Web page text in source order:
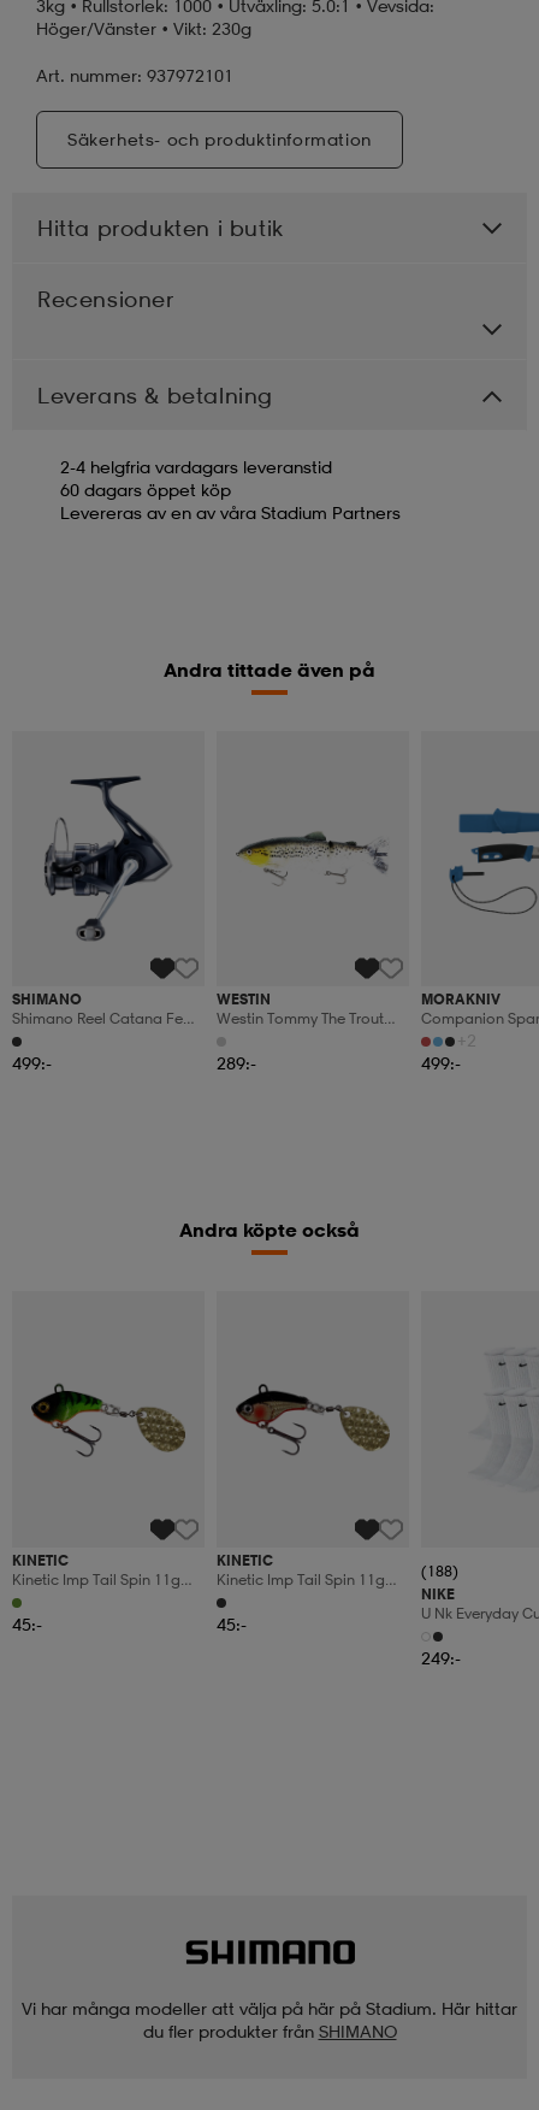
3kg • Rullstorlek: 1000 • Utväxling: 5.0:1 • Vevsida:
Höger/Vänster • Vikt: 230g
Art. nummer: 937972101
Säkerhets- och produktinformation
Hitta produkten i butik
Recensioner
Leverans & betalning
2-4 helgfria vardagars leveranstid
60 dagars öppet köp
Levereras av en av våra Stadium Partners
Andra tittade även på
SHIMANO
Shimano Reel Catana Fe
2500
499:-
WESTIN
Westin Tommy The Trout
25cm 205g Slow Sinking
Headlight Deluxe Trout
289:-
MORAKNIV
Companion
+2
499:-
Andra köpte också
KINETIC
Kinetic Imp Tail Spin 11g
Fire Tiger
45:-
KINETIC
Kinetic Imp Tail Spin 11g
Three Amigos
45:-
(188)
NIKE
U Nk Everyday
6pr-Bd
249:-
Vi har många modeller att välja på här på Stadium. Här hittar
du fler produkter från SHIMANO